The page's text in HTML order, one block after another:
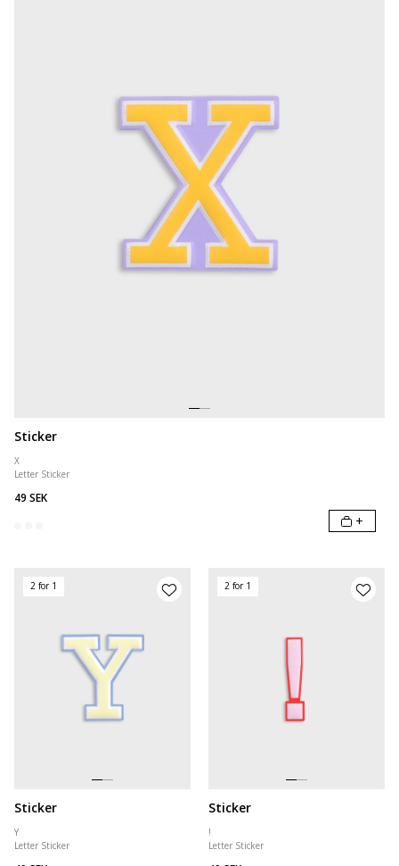
Sticker
X
Letter Sticker
49 SEK
+
2 for 1
Sticker
Y
Letter Sticker
2 for 1
Sticker
!
Letter Sticker